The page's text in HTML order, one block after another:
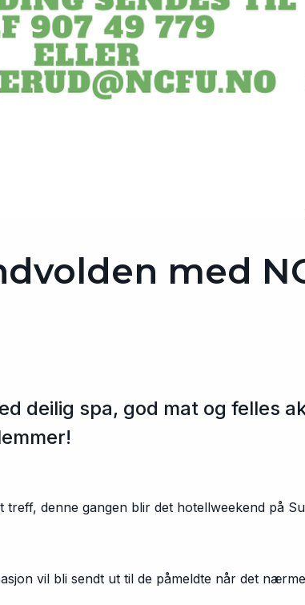
med
deilig spa, god mat og felles
treff, denne gangen blir det hotellweekend på
vil bli sendt ut til de påmeldte når det